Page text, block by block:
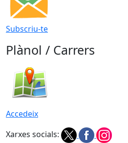
Subscriu-te
Plànol / Carrers
Accedeix
Xarxes socials: